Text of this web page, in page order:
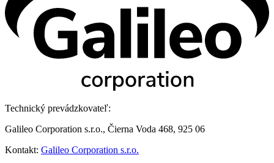
Technický prevádzkovateľ:
Galileo Corporation s.r.o., Čierna Voda 468, 925 06
Kontakt: Galileo Corporation s.r.o.